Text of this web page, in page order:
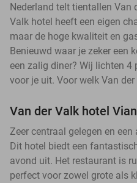
Nederland telt tientallen Van
Valk hotel heeft een eigen
maar de hoge kwaliteit en
Benieuwd waar je zeker een
een zalig diner? Wij lichten
voor je uit. Voor welk Van
Van der Valk hotel
Zeer centraal gelegen en
Dit hotel biedt een
avond uit. Het restaurant is
perfect voor zowel grote als